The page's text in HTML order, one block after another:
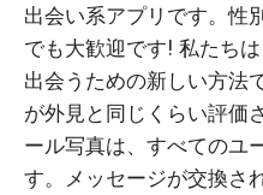
出会い系アプリです。性
でも大歓迎です! 私たち
出会うための新しい方法
が外見と同じくらい評価
ール写真は、すべてのユ
す。メッセージが交換さ